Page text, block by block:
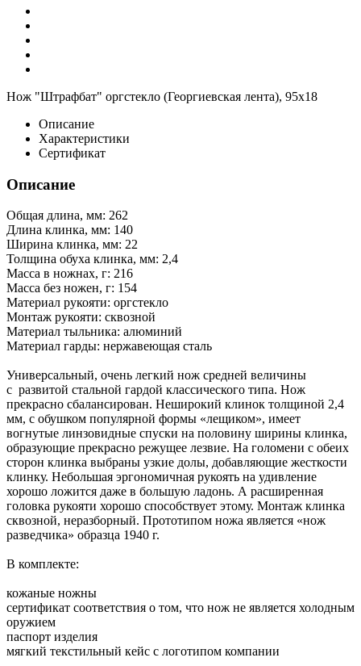
Нож "Штрафбат" оргстекло (Георгиевская лента), 95х18
Описание
Характеристики
Сертификат
Описание
Общая длина, мм: 262
Длина клинка, мм: 140
Ширина клинка, мм: 22
Толщина обуха клинка, мм: 2,4
Масса в ножнах, г: 216
Масса без ножен, г: 154
Материал рукояти: оргстекло
Монтаж рукояти: сквозной
Материал тыльника: алюминий
Материал гарды: нержавеющая сталь
Универсальный, очень легкий нож средней величины
с развитой стальной гардой классического типа. Нож
прекрасно сбалансирован. Неширокий клинок толщиной 2,4
мм, с обушком популярной формы «лещиком», имеет
вогнутые линзовидные спуски на половину ширины клинка,
образующие прекрасно режущее лезвие. На голомени с обеих
сторон клинка выбраны узкие долы, добавляющие жесткости
клинку. Небольшая эргономичная рукоять на удивление
хорошо ложится даже в большую ладонь. А расширенная
головка рукояти хорошо способствует этому. Монтаж клинка
сквозной, неразборный. Прототипом ножа является «нож
разведчика» образца 1940 г.
В комплекте:
кожаные ножны
сертификат соответствия о том, что нож не является холодным
оружием
паспорт изделия
мягкий текстильный кейс с логотипом компании